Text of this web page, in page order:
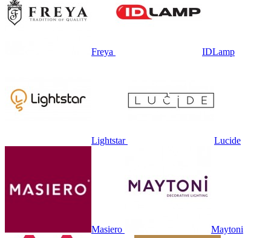
Freya IDLamp
Lightstar Lucide
Masiero Maytoni